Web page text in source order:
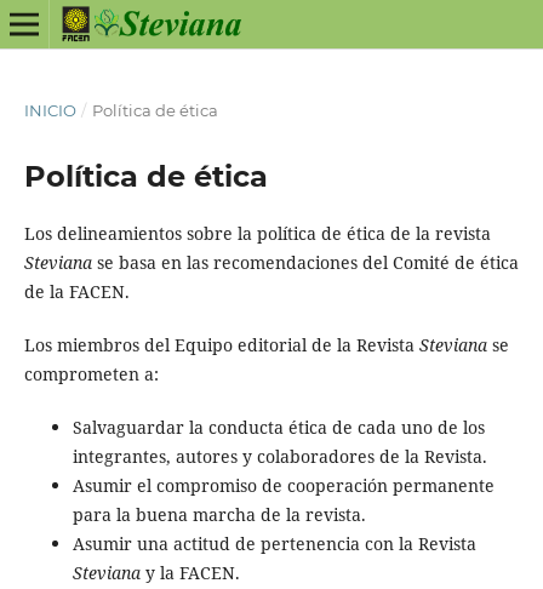
INICIO / Política de ética
Política de ética
Los delineamientos sobre la política de ética de la revista
Stevianase basa en las recomendaciones del Comité de ética
de la FACEN.
Los miembros del Equipo editorial de la Revista Stevianase
comprometen a:
Salvaguardar la conducta ética de cada uno de los
integrantes, autores y colaboradores de la Revista.
Asumir el compromiso de cooperación permanente
para la buena marcha de la revista.
Asumir una actitud de pertenencia con la Revista
Stevianay la FACEN.